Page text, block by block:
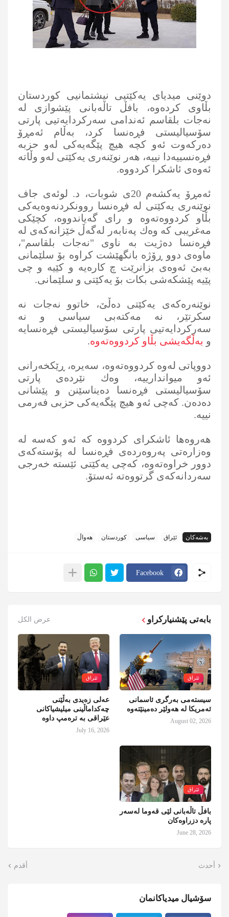
دوێنی‌ میدیای‌ یه‌كێتیی‌ نیشتمانیی‌ كوردستان
بڵاوی‌ كرده‌وه‌، بافڵ تاڵه‌بانی‌ پێشوازی‌ له‌
نه‌جات بلقاسم ئه‌ندامی‌ سه‌ركردایه‌تیی‌ پارتی‌
سۆسیالیستی‌ فڕه‌نسا كرد، به‌ڵام ئه‌مڕۆ
ده‌ركه‌وت ئه‌و كچه‌ هیچ پێگه‌یه‌كی‌ له‌و حزبه‌
فڕه‌نسییه‌دا نییه‌، هه‌ر نوێنه‌ری‌ یه‌كێتی‌ له‌و وڵاته‌
ئه‌وه‌ی‌ ئاشكرا كردووه‌.
ئه‌مڕۆ یه‌كشه‌م 20ی‌ شوبات، د. لوئه‌ی‌ جاف
نوێنه‌ری‌ یه‌كێتی‌ له‌ فڕه‌نسا روونكردنه‌وه‌یه‌كی‌
بڵاو كردووه‌ته‌وه‌ و رای‌ گه‌یاندووه‌، كچێكی
مه‌غریبی كه‌ وه‌ك په‌نابه‌ر له‌گه‌ڵ خێزانه‌كه‌ی له‌
فڕه‌نسا ده‌ژیت به‌ ناوی "نه‌جات بلقاسم"،
ماوه‌ی دوو ڕۆژه‌ بانگهێشت كراوه‌ بۆ سلێمانی
به‌بێ ئه‌وه‌ی بزانرێت چ كاره‌یه‌ و كێیه‌ و چی
پێیه‌ پێشكه‌شی بكات بۆ یه‌كێتی و سلێمانی.
نوێنه‌ره‌كه‌ی‌ یه‌كێتی‌ ده‌ڵێ‌، خاتوو نه‌جات نه‌
سكرتێر، نه‌ مه‌كته‌بی سیاسی و نه‌
سه‌ركردایه‌تیی پارتی سۆسیالیستی فڕه‌نسایه‌
و به‌ڵگه‌یشی‌ بڵاو كردووه‌ته‌وه‌.
دووپاتی‌ له‌وه‌ كردووه‌ته‌وه‌، سه‌یره‌، ڕێكخه‌رانی
ئه‌و میواندارییه‌، وه‌ك نێرده‌ی پارتی
سۆسیالیستی فڕه‌نسا ده‌یناسێنن و پێشانی
ده‌ده‌ن. كه‌چی ئه‌و هیچ پێگه‌یه‌كی حزبی فه‌رمی
نییه‌.
هه‌روه‌ها ئاشكرای‌ كردووه‌ كه‌ ئه‌و كه‌سه‌ له‌
وه‌زاره‌تی په‌روه‌رده‌ی فڕه‌نسا له‌ پۆسته‌كه‌ی
دوور خراوه‌ته‌وه‌، كه‌چی‌ یه‌كێتی‌ ئێسته‌ خه‌رجی‌
سه‌ردانه‌كه‌ی‌ گرتووه‌ته‌ ئه‌ستۆ.
بەشەکان ئێراق سیاسی کوردستان هەواڵ
Facebook
بابەتی پێشنیارکراو عرض الكل
ئێراق
سیستەمی بەرگری ئاسمانی
ئەمریکا لە هەولێر دەمینێتەوە
August 02, 2026
ئێراق
عەلی زەیدی بەڵێنی
چەکداماڵینی میلیشیاکانی
عێراقی بە ترەمپ داوە
July 16, 2026
ئێراق
بافڵ تاڵەبانی لێی قەوما لەسەر
پارە دزراوەکان
June 28, 2026
أحدث أقدم
سۆشیال میدیاکانمان